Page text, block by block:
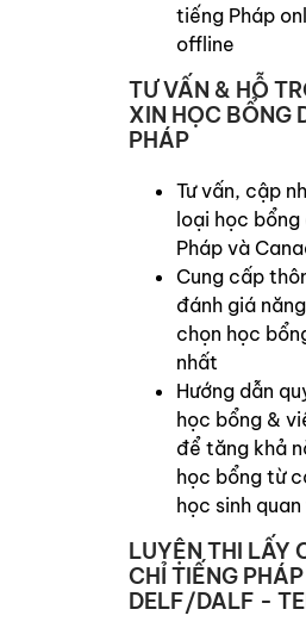
tiếng Pháp
offline
TƯ VẤN & HỖ
XIN HỌC BỔNG
PHÁP
Tư vấn, cập
loại học bổng
Pháp và
Cung cấp
đánh giá
chọn học
nhất
Hướng dẫn
học bổng &
để tăng khả
học bổng từ
học sinh
LUYỆN THI LẤY
CHỈ TIẾNG
DELF/DALF -